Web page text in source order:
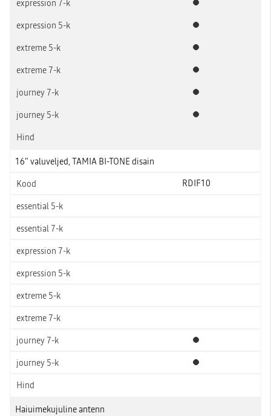
Standardvarustus
Standardvarustus
Standardvarustus
Standardvarustus
Standardvarustus
Standardvarustus
16" valuveljed, TAMIA BI-TONE disain
RDIF10
Standardvarustus
Standardvarustus
Haiuimekujuline antenn